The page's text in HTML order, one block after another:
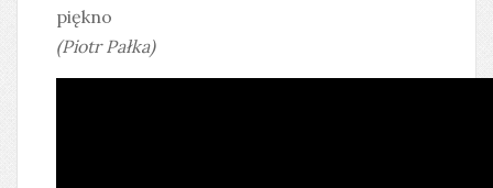
piękno
(Piotr Pałka)